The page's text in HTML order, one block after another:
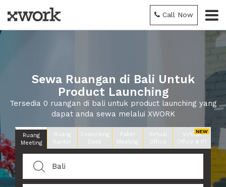
Call Now
Sewa Ruangan di Bali Untuk
Product Launching
Tersedia 0 ruangan di bali untuk product launching yang
dapat anda sewa melalui XWORK
Ruang
Meeting
Ruang
Kantor
Coworking
Desk
Paket
Meeting
Virtual
Office
Virtual
Office & PT